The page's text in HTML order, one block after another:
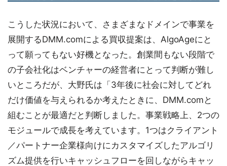
こうした状況において、さまざまなドメインで事業を
展開するDMM.comによる買収提案は、AlgoAgeにと
って願ってもない好機となった。創業間もない段階で
の子会社化はベンチャーの経営者にとって判断が難し
いところだが、大野氏は「3年後に社会に対してどれ
だけ価値を与えられるか考えたときに、DMM.comと
組むことが最適だと判断しました。事業戦略上、2つの
モジュールで成長を考えています。1つはクライアント
／パートナー企業様向けにカスタマイズしたアルゴリ
ズム提供を行いキャッシュフローを回しながらキャッ